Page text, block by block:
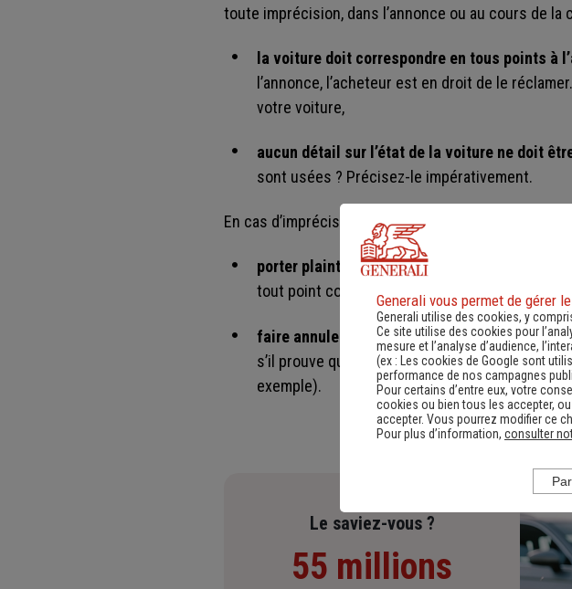
toute imprécision, dans l’annonce ou au cours de
la voiture doit correspondre en tous points à
l’annonce, l’acheteur est en droit de le
votre voiture,
aucun détail sur l’état de la voiture ne doit
sont usées ? Précisez-le impérativement.
En cas d’imprécision, voire de mensonge flagrant,
porter plainte contre vous pour tromperie
tout point conforme à sa description,
faire annuler la vente pour vice du
s’il prouve que vous avez volontairement
exemple).
Le saviez-vous ?
55 millions
Generali vous permet de gérer
Generali utilise des cookies, y
Ce site utilise des cookies pour
mesure et l’analyse d’audience,
(ex :
Les cookies de Google sont
performance de nos campagnes
Pour certains d’entre eux, votre
cookies ou bien tous les accepter,
accepter. Vous pourrez modifier ce
Pour plus d’information, consulter